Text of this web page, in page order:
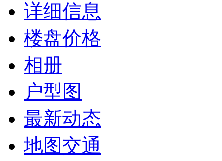
详细信息
楼盘价格
相册
户型图
最新动态
地图交通